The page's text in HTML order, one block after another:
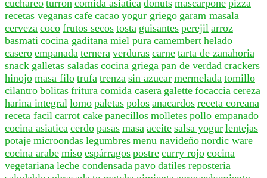
cuchareo turron comida asiatica donuts mascarpone pizza
recetas veganas cafe cacao yogur griego garam masala
cerveza coco frutos secos tosta guisantes perejil arroz
basmati cocina gaditana miel pura camembert helado
casero empanada ternera verduras carne tarta de zanahoria
snack galletas saladas cocina griega pan de verdad crackers
hinojo masa filo trufa trenza sin azucar mermelada tomillo
cilantro bolitas fritura comida casera galette focaccia cereza
harina integral lomo paletas polos anacardos receta coreana
receta facil carrot cake panecillos molletes pollo empanado
cocina asiatica cerdo pasas masa aceite salsa yogur lentejas
potaje microondas legumbres menu navideño nordic ware
cocina arabe miso espárragos postre curry rojo cocina
vegetariana leche condensada pavo datiles reposteria